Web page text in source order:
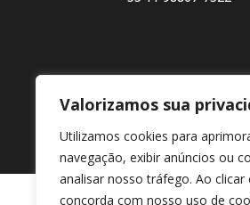
Valorizamos sua
Utilizamos cookies para
navegação, exibir anúncios ou
analisar nosso tráfego. Ao clicar
concorda com nosso uso de
© COPYRIGHT 2026 →